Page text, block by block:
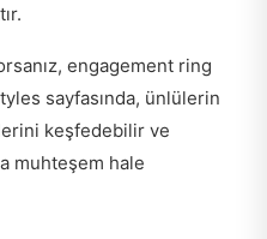
engagement ring
sayfasında, ünlülerin
keşfedebilir ve
muhteşem hale